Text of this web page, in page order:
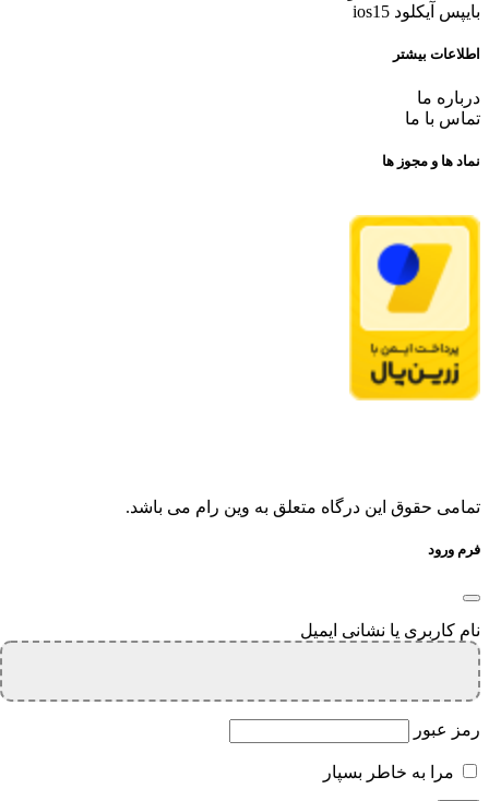
بایپس آیکلود ios15
اطلاعات بیشتر
درباره ما
تماس با ما
نماد ها و مجوز ها
تمامی حقوق این درگاه متعلق به وین رام می باشد.
فرم ورود
نام کاربری یا نشانی ایمیل
رمز عبور
مرا به خاطر بسپار